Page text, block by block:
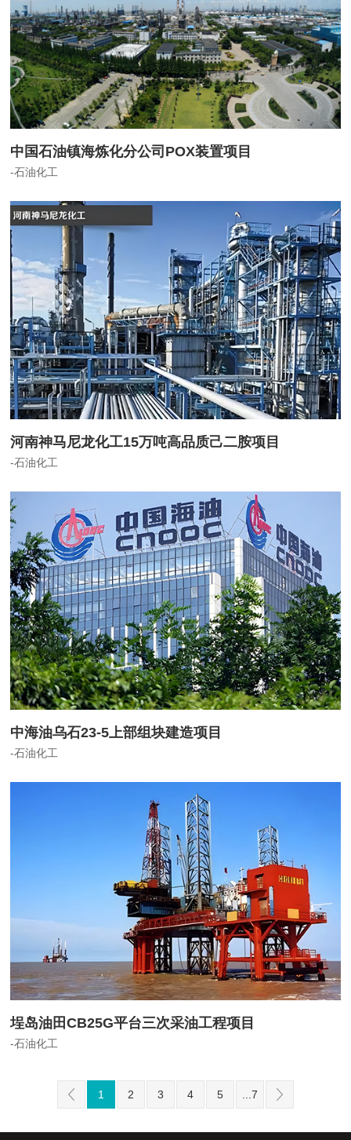
中国石油镇海炼化分公司POX装置项目
-石油化工
河南神马尼龙化工15万吨高品质己二胺项目
-石油化工
中海油乌石23-5上部组块建造项目
-石油化工
埕岛油田CB25G平台三次采油工程项目
-石油化工
1 2 3 4 5 ...7